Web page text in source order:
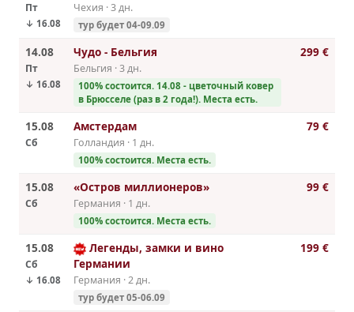
Пт
↓ 16.08
Чехия · 3 дн.
тур будет 04-09.09
14.08
Пт
↓ 16.08
Чудо - Бельгия
Бельгия · 3 дн.
100% cостоится. 14.08 - цветочный ковер
в Брюсселе (раз в 2 года!). Места есть.
299 €
15.08
Сб
Амстердам
Голландия · 1 дн.
100% cостоится. Места есть.
79 €
15.08
Сб
«Остров миллионеров»
Германия · 1 дн.
100% cостоится. Места есть.
99 €
15.08
Сб
↓ 16.08
Легенды, замки и вино
Германии
Германия · 2 дн.
тур будет 05-06.09
199 €